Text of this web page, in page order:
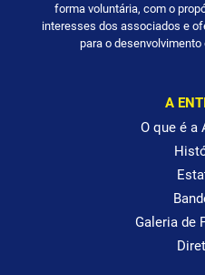
forma voluntária, com o
interesses dos associados e
para o
A
O que é a
Galeria de